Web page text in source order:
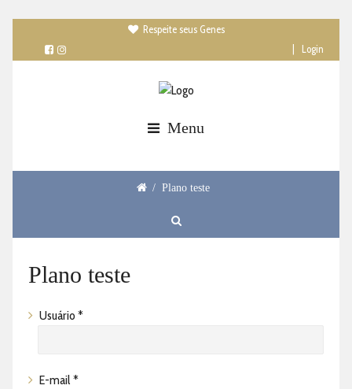
Respeite seus Genes
Login
Menu
/ Plano teste
Plano teste
Usuário *
E-mail *